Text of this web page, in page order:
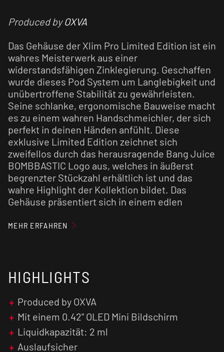
Produced byOXVA
Das Gehäuse der Xlim Pro Limited Edition ist ein
wahres Meisterwerk aus einer
widerstandsfähigen Zinklegierung. Geschaffen
wurde dieses Pod System um Langlebigkeit und
unübertroffene Stabilität zu gewährleisten.
Seine schlanke, ergonomische Bauweise macht
es zu einem wahren Handschmeichler, der sich
perfekt in deinen Händen anfühlt. Diese
exklusive Limited Edition zeichnet sich
zweifellos durch das herausragende Bang Juice
BOMBBASTIC Logo aus, welches in äußerst
begrenzter Stückzahl erhältlich ist und das
wahre Highlight der Kollektion bildet. Das
Gehäuse präsentiert sich in einem edlen
Lichteinfall, einen beeindruckenden Dark-
Die Top Fill Pod-Kartuschen wurden ebenfalls
BOMBBASTISCH geformt und schmiegen sich
sanft an deine Lippen an, um ein komfortables
und genussvolles Dampferlebnis zu
garantieren. Genieße unübertroffenen Komfort
und zeitlose Eleganz mit der Xlim Pro Limited
Edition!
MEHR ERFAHREN
HIGHLIGHTS
Produced by OXVA
Mit einem 0.42" OLED Mini Bildschirm
Liquidkapazität: 2 ml
Auslaufsicher